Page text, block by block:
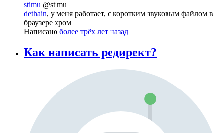
stimu @stimu
dethain, у меня работает, с коротким звуковым файлом в
браузере хром
Написано более трёх лет назад
Как написать редирект?